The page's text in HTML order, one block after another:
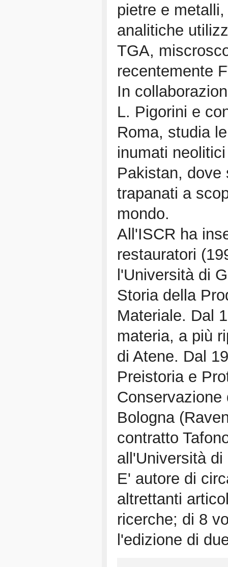
pietre e
analitiche
TGA,
recentemente
In
L. Pigorini e
Roma, studia
inumati
Pakistan, dove
trapanati a
mondo.
All'ISCR ha
restauratori
l'Università di
Storia della
Materiale. Dal
materia, a più
di Atene. Dal
Preistoria e
Bologna
contratto
all'Università di
E' autore di
altrettanti
ricerche; di 8
l'edizione di